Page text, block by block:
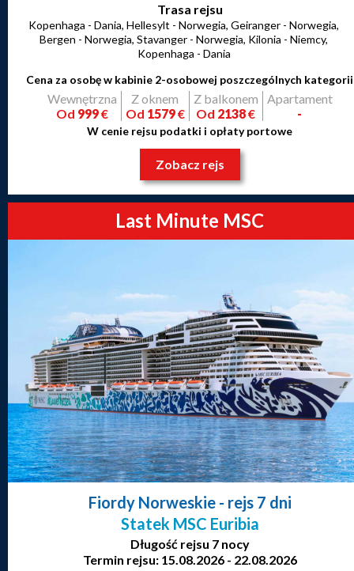
Trasa rejsu
Kopenhaga - Dania, Hellesylt - Norwegia, Geiranger - Norwegia,
Bergen - Norwegia, Stavanger - Norwegia, Kilonia - Niemcy,
Kopenhaga - Dania
Cena za osobę w kabinie 2-osobowej poszczególnych kategorii
Wewnętrzna
Od 999€
Z oknem
Od 1579€
Z balkonem
Od 2138€
Apartament
-
W cenie rejsu podatki i opłaty portowe
Zobacz rejs
Last Minute MSC
Fiordy Norweskie- rejs 7 dni
Statek MSC Euribia
Długość rejsu 7 nocy
Termin rejsu: 15.08.2026 - 22.08.2026